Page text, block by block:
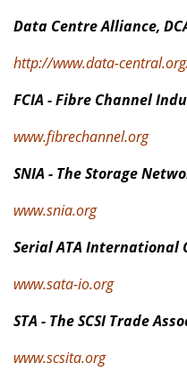
Data Centre Alliance,
http://www.data-
FCIA - Fibre Channel
www.fibrechannel.org
SNIA - The Storage
www.snia.org
Serial ATA International
www.sata-io.org
STA - The SCSI Trade
www.scsita.org